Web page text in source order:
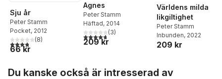
Sju år
Peter Stamm
Pocket, 2012
3,8utav 5 stjärnor. Totalt antal röster:
(8)
66 kr
Agnes
Peter Stamm
Häftad, 2014
4,7utav 5 stjärnor. Totalt antal röster:
(3)
209 kr
Världens milda
likgiltighet
Peter Stamm
Inbunden, 2022
209 kr
Du kanske också är intresserad av